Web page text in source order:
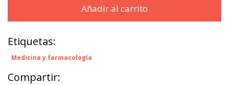
Añadir al carrito
Etiquetas:
Medicina y farmacología
Compartir: